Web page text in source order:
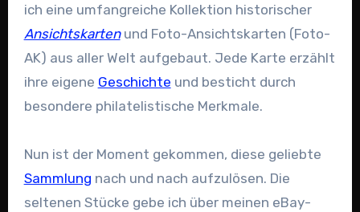
ich eine umfangreiche Kollektion historischer
Ansichtskartenund Foto-Ansichtskarten (Foto-
AK) aus aller Welt aufgebaut. Jede Karte erzählt
ihre eigene Geschichte und besticht durch
besondere philatelistische Merkmale.
Nun ist der Moment gekommen, diese geliebte
Sammlung nach und nach aufzulösen. Die
seltenen Stücke gebe ich über meinen eBay-